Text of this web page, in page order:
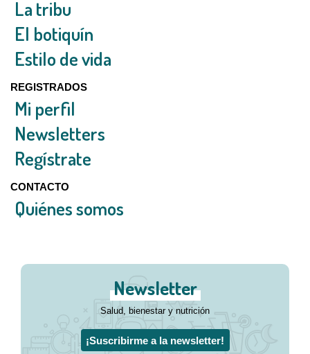
La tribu
El botiquín
Estilo de vida
REGISTRADOS
Mi perfil
Newsletters
Regístrate
CONTACTO
Quiénes somos
Newsletter
Salud, bienestar y nutrición
¡Suscribirme a la newsletter!